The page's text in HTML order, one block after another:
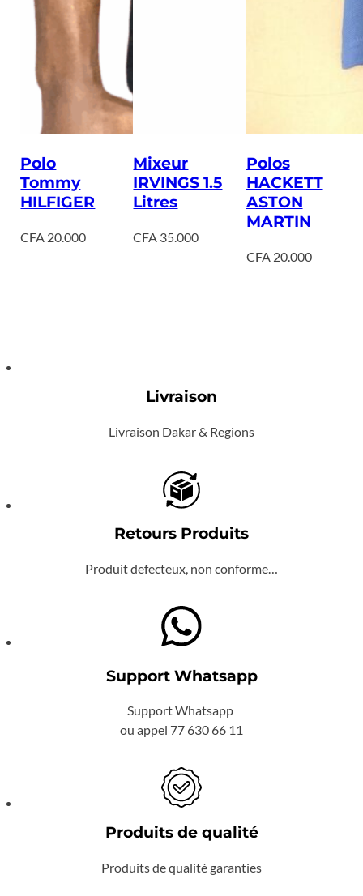
Polo
Tommy
HILFIGER
CFA 20.000
Mixeur
IRVINGS 1.5
Litres
CFA 35.000
Polos
HACKETT
ASTON
MARTIN
CFA20.000
Livraison
Livraison Dakar & Regions
Retours Produits
Produit defecteux, non conforme…
Support Whatsapp
Support Whatsapp
ou appel 77 630 66 11
Produits de qualité
Produits de qualité garanties